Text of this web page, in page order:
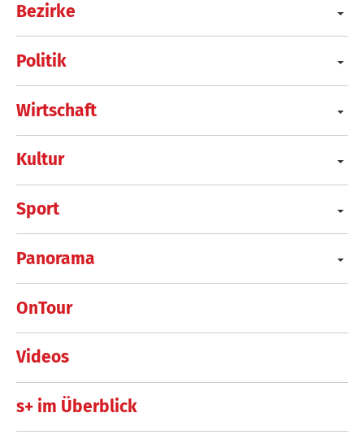
Bezirke
Politik
Wirtschaft
Kultur
Sport
Panorama
OnTour
Videos
s+ im Überblick